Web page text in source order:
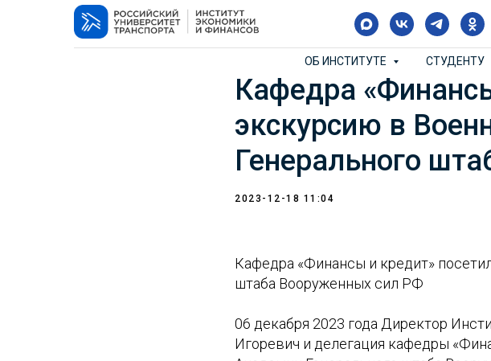
ОБ ИНСТИТУТЕ СТУДЕНТУ
Кафедра
экскурсию в
Генерального
2023-12-18 11:04
Кафедра «Финансы и кредит»
штаба Вооруженных сил РФ
06 декабря 2023 года Директор
Игоревич и делегация кафедры